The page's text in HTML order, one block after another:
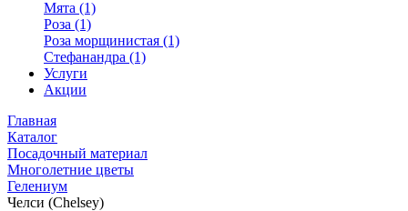
Мята (1)
Роза (1)
Роза морщинистая (1)
Стефанандра (1)
Услуги
Акции
Главная
Каталог
Посадочный материал
Многолетние цветы
Гелениум
Челси (Chelsey)